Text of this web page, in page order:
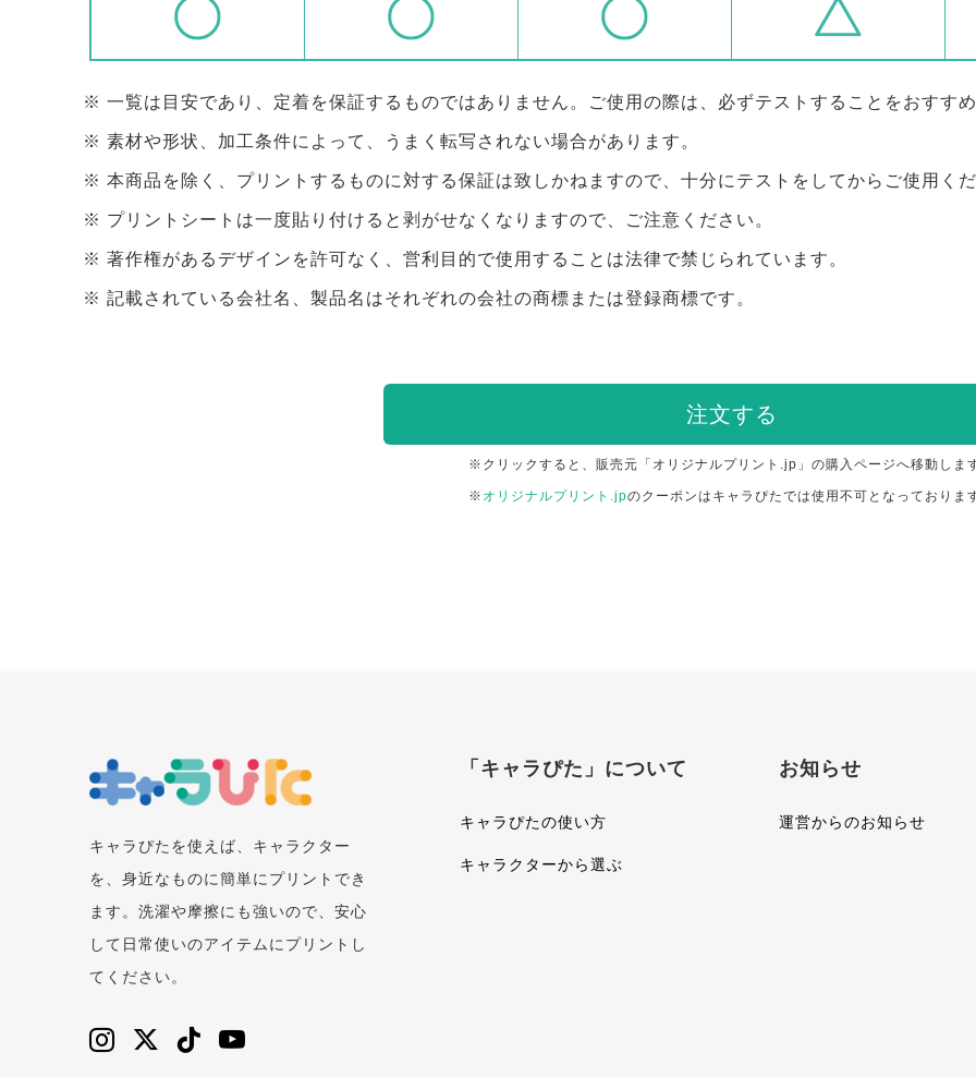
一覧は目安であり、定着を保証するものではありません。ご使用の際は、必ずテストすることをおすす
素材や形状、加工条件によって、うまく転写されない場合があります。
本商品を除く、プリントするものに対する保証は致しかねますので、十分にテストをしてからご使用く
プリントシートは一度貼り付けると剥がせなくなりますので、ご注意ください。
著作権があるデザインを許可なく、営利目的で使用することは法律で禁じられています。
記載されている会社名、製品名はそれぞれの会社の商標または登録商標です。
注文する
※クリックすると、販売元「オリジナルプリント.jp」の購入ページへ移動しま
※ オリジナルプリント.jpのクーポンはキャラぴたでは使用不可となっておりま
キャラぴたを使えば、キャラクター
を、身近なものに簡単にプリントでき
ます。洗濯や摩擦にも強いので、安心
して日常使いのアイテムにプリントし
てください。
「キャラぴた」について
キャラぴたの使い方
キャラクターから選ぶ
お知らせ
運営からのお知らせ